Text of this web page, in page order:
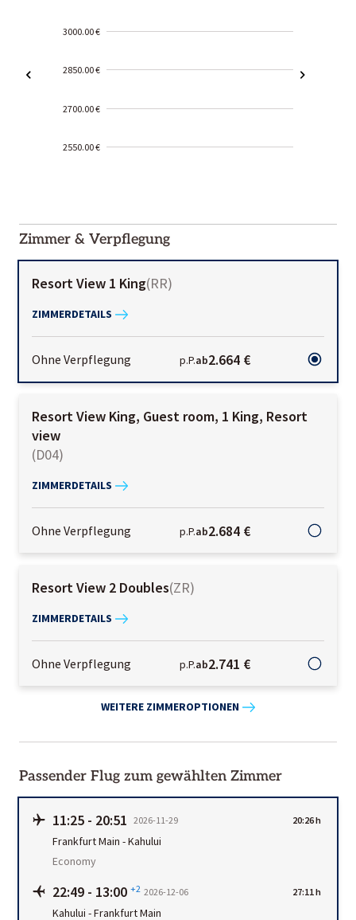
3000.00 €
2850.00 €
2700.00 €
2550.00 €
01-02
Zimmer & Verpflegung
Resort View 1 King(RR)
ZIMMERDETAILS
Ohne Verpflegung p.P.ab2.664 €
Resort View King, Guest room, 1 King, Resort
view
(D04)
ZIMMERDETAILS
Ohne Verpflegung p.P.ab2.684 €
Resort View 2 Doubles(ZR)
ZIMMERDETAILS
Ohne Verpflegung p.P.ab2.741 €
WEITERE ZIMMEROPTIONEN
Passender Flug zum gewählten Zimmer
11:25 - 20:51 2026-11-29 20:26 h
Frankfurt Main -Kahului
Economy
22:49 - 13:00 +2 2026-12-06 27:11 h
Kahului -Frankfurt Main